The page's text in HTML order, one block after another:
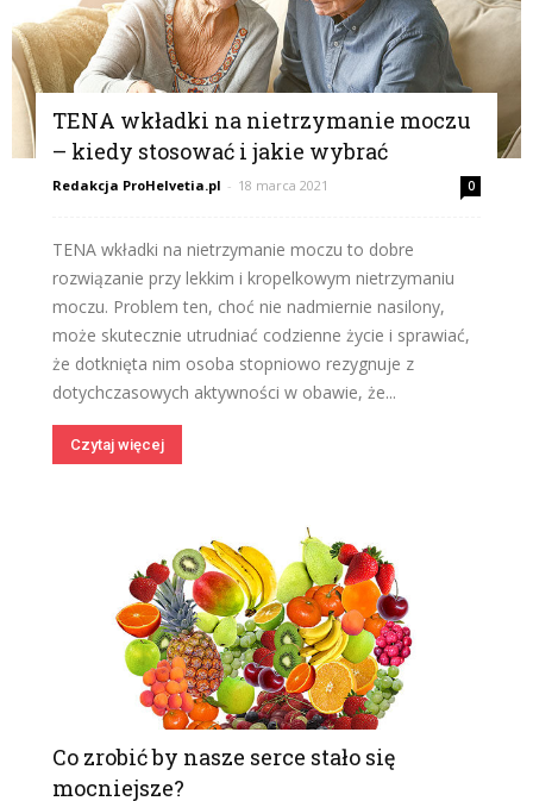
TENA wkładki na nietrzymanie moczu
– kiedy stosować i jakie wybrać
Redakcja ProHelvetia.pl - 18 marca 2021 0
TENA wkładki na nietrzymanie moczu to dobre
rozwiązanie przy lekkim i kropelkowym nietrzymaniu
moczu. Problem ten, choć nie nadmiernie nasilony,
może skutecznie utrudniać codzienne życie i sprawiać,
że dotknięta nim osoba stopniowo rezygnuje z
dotychczasowych aktywności w obawie, że...
Czytaj więcej
Co zrobić by nasze serce stało się
mocniejsze?